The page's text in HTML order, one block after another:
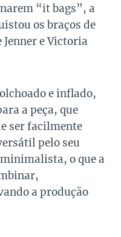
“it bags”, a
os braços de
e Victoria
e inflado,
a peça, que
ser facilmente
pelo seu
o que a
a produção